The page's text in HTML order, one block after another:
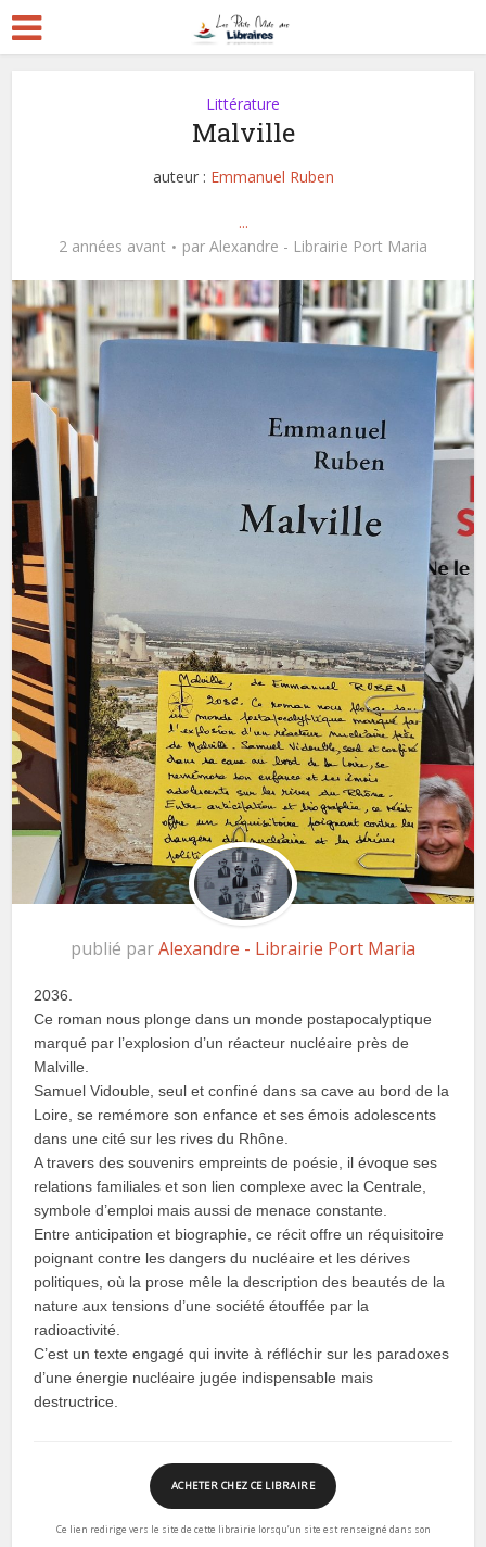
Littérature
Malville
auteur : Emmanuel Ruben
...
2 années avant
par Alexandre - Librairie Port Maria
publié parAlexandre - Librairie Port Maria
2036.
Ce roman nous plonge dans un monde postapocalyptique
marqué par l’explosion d’un réacteur nucléaire près de
Malville.
Samuel Vidouble, seul et confiné dans sa cave au bord de la
Loire, se remémore son enfance et ses émois adolescents
dans une cité sur les rives du Rhône.
A travers des souvenirs empreints de poésie, il évoque ses
relations familiales et son lien complexe avec la Centrale,
symbole d’emploi mais aussi de menace constante.
Entre anticipation et biographie, ce récit offre un réquisitoire
poignant contre les dangers du nucléaire et les dérives
politiques, où la prose mêle la description des beautés de la
nature aux tensions d’une société étouffée par la
radioactivité.
C’est un texte engagé qui invite à réfléchir sur les paradoxes
d’une énergie nucléaire jugée indispensable mais
destructrice.
ACHETER CHEZ CE LIBRAIRE
Ce lien redirige vers le site de cette librairie lorsqu’un site est renseigné dans son